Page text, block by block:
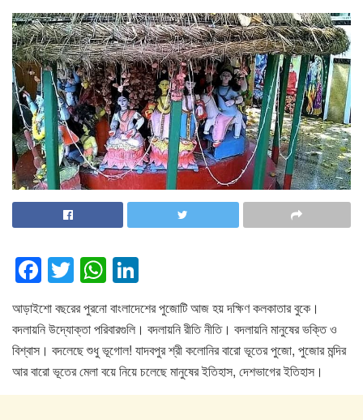
F
a
c
e
b
o
T
wi
tt
er
W
h
at
s
A
p
n
k
e
dI
n
আড়াইশো বছরের পুরনো বাংলাদেশের পুজোটি আজ হয় দক্ষিণ কলকাতার বুকে।
বদলায়নি উদ্যোক্তা পরিবারগুলি। বদলায়নি রীতি নীতি। বদলায়নি মানুষের ভক্তি ও
বিশ্বাস। বদলেছে শুধু ভূগোল! যাদবপুর শ্রী কলোনির বারো ভূতের পুজো, পুজোর মন্দির
আর বারো ভূতের মেলা বয়ে নিয়ে চলেছে মানুষের ইতিহাস, দেশভাগের ইতিহাস।